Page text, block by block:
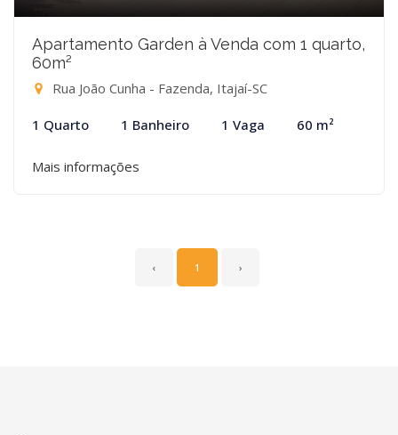
Apartamento Garden à Venda com 1 quarto,
60m²
Rua João Cunha - Fazenda, Itajaí-SC
1 Quarto 1 Banheiro 1 Vaga 60 m²
Mais informações
‹ 1 ›